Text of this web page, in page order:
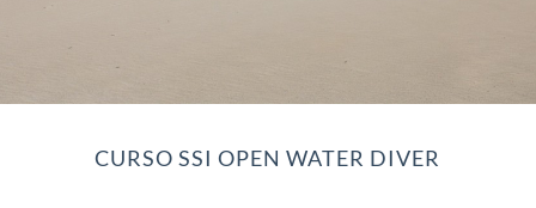
CURSO SSI OPEN WATER DIVER